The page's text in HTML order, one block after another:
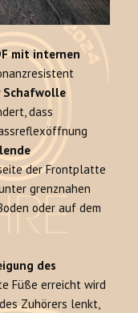
mit internen
Schafwolle
dass
der Frontplatte
grenznahen
oder auf dem
des
Füße erreicht wird
Zuhörers lenkt,